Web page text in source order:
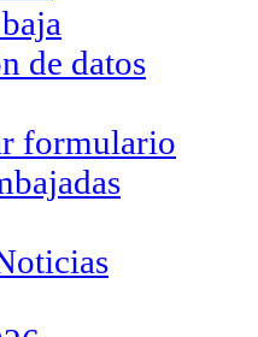
de datos
formulario